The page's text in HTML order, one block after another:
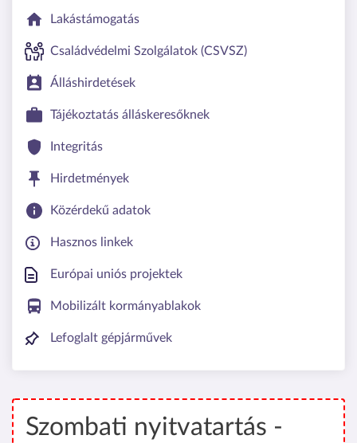
Lakástámogatás
Családvédelmi Szolgálatok (CSVSZ)
Álláshirdetések
Tájékoztatás álláskeresőknek
Integritás
Hirdetmények
Közérdekű adatok
Hasznos linkek
Európai uniós projektek
Mobilizált kormányablakok
Lefoglalt gépjárművek
Szombati nyitvatartás -